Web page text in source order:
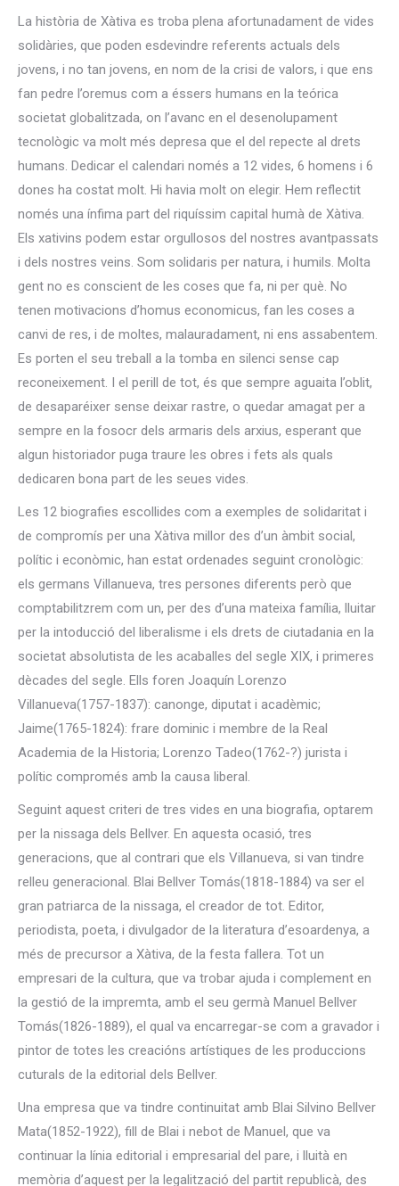
La història de Xàtiva es troba plena afortunadament de vides
solidàries, que poden esdevindre referents actuals dels
jovens, i no tan jovens, en nom de la crisi de valors, i que ens
fan pedre l’oremus com a éssers humans en la teórica
societat globalitzada, on l’avanc en el desenolupament
tecnològic va molt més depresa que el del repecte al drets
humans. Dedicar el calendari només a 12 vides, 6 homens i 6
dones ha costat molt. Hi havia molt on elegir. Hem reflectit
només una ínfima part del riquíssim capital humà de Xàtiva.
Els xativins podem estar orgullosos del nostres avantpassats
i dels nostres veins. Som solidaris per natura, i humils. Molta
gent no es conscient de les coses que fa, ni per què. No
tenen motivacions d’homus economicus, fan les coses a
canvi de res, i de moltes, malauradament, ni ens assabentem.
Es porten el seu treball a la tomba en silenci sense cap
reconeixement. I el perill de tot, és que sempre aguaita l’oblit,
de desaparéixer sense deixar rastre, o quedar amagat per a
sempre en la fosocr dels armaris dels arxius, esperant que
algun historiador puga traure les obres i fets als quals
dedicaren bona part de les seues vides.
Les 12 biografies escollides com a exemples de solidaritat i
de compromís per una Xàtiva millor des d’un àmbit social,
polític i econòmic, han estat ordenades seguint cronològic:
els germans Villanueva, tres persones diferents però que
comptabilitzrem com un, per des d’una mateixa família, lluitar
per la intoducció del liberalisme i els drets de ciutadania en la
societat absolutista de les acaballes del segle XIX, i primeres
dècades del segle. Ells foren Joaquín Lorenzo
Villanueva(1757-1837): canonge, diputat i acadèmic;
Jaime(1765-1824): frare dominic i membre de la Real
Academia de la Historia; Lorenzo Tadeo(1762-?) jurista i
polític compromés amb la causa liberal.
Seguint aquest criteri de tres vides en una biografia, optarem
per la nissaga dels Bellver. En aquesta ocasió, tres
generacions, que al contrari que els Villanueva, si van tindre
relleu generacional. Blai Bellver Tomás(1818-1884) va ser el
gran patriarca de la nissaga, el creador de tot. Editor,
periodista, poeta, i divulgador de la literatura d’esoardenya, a
més de precursor a Xàtiva, de la festa fallera. Tot un
empresari de la cultura, que va trobar ajuda i complement en
la gestió de la impremta, amb el seu germà Manuel Bellver
Tomás(1826-1889), el qual va encarregar-se com a gravador i
pintor de totes les creacións artístiques de les produccions
cuturals de la editorial dels Bellver.
Una empresa que va tindre continuitat amb Blai Silvino Bellver
Mata(1852-1922), fill de Blai i nebot de Manuel, que va
continuar la línia editorial i empresarial del pare, i lluità en
memòria d’aquest per la legalització del partit republicà, des